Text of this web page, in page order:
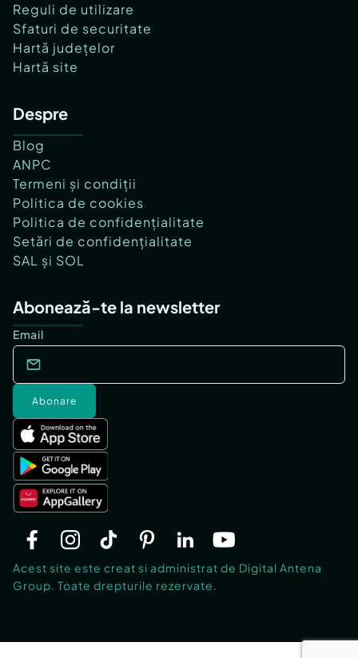
Reguli de utilizare
Sfaturi de securitate
Hartă județelor
Hartă site
Despre
Blog
ANPC
Termeni și condiții
Politica de cookies
Politica de confidențialitate
Setări de confidențialitate
SAL și SOL
Abonează-te la newsletter
Email
Abonare
Acest site este creat si administrat de Digital Antena
Group. Toate drepturile rezervate.